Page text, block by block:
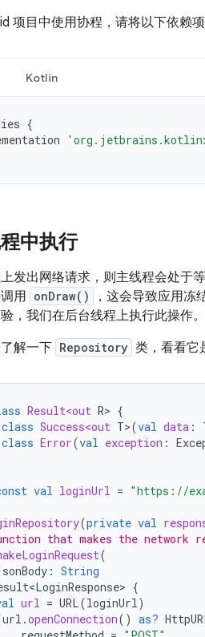
项目中使用协程，请将以下依赖
Kotlin
{
中执行
发出网络请求，则主线程会处于
用 onDraw()
，这会导致应用冻
，我们在后台线程上执行此操作。
解一下 Repository 类，看看它
Result<out R> {
class Success<out T>(val data :
class Error(val exception :
val loginUrl = "https://
(private val
that makes the network
(
: String
{
url = URL(loginUrl)
url .openConnection() as?